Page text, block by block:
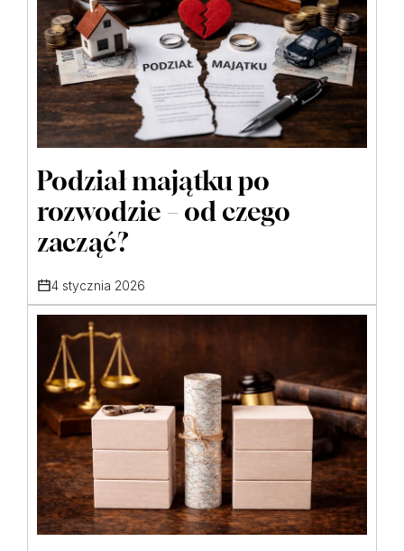
Podział majątku po
rozwodzie – od czego
zacząć?
4 stycznia 2026